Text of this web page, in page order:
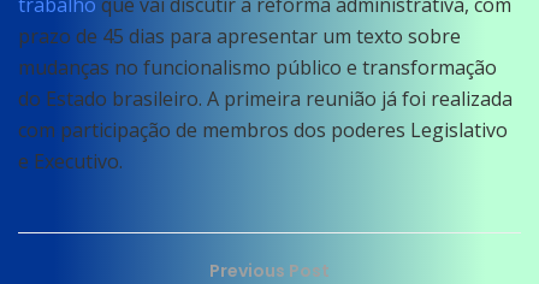
prazo de 45 dias para apresentar um texto sobre
mudanças no funcionalismo público e transformação
do Estado brasileiro. A primeira reunião já foi realizada
com participação de membros dos poderes Legislativo
e Executivo.
Previous Post